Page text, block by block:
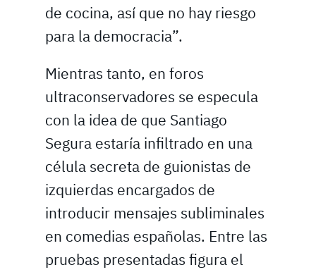
de cocina, así que no hay riesgo
para la democracia”.
Mientras tanto, en foros
ultraconservadores se especula
con la idea de que Santiago
Segura estaría infiltrado en una
célula secreta de guionistas de
izquierdas encargados de
introducir mensajes subliminales
en comedias españolas. Entre las
pruebas presentadas figura el